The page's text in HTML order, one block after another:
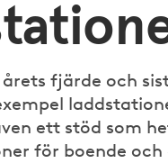
fjärde och
ett stöd som
för boende